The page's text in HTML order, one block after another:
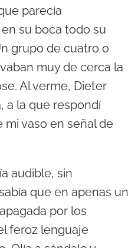
parecía
su boca todo su
grupo de cuatro o
muy de cerca la
Al verme, Dieter
a la que respondí
vaso en señal de
audible, sin
que en apenas un
por los
feroz lenguaje